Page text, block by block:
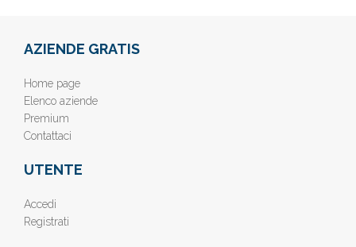
AZIENDE GRATIS
Home page
Elenco aziende
Premium
Contattaci
UTENTE
Accedi
Registrati